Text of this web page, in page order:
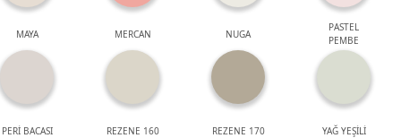
MAYA MERCAN NUGA
PASTEL
PEMBE
PERİ BACASI REZENE 160 REZENE 170 YAĞ YEŞİLİ